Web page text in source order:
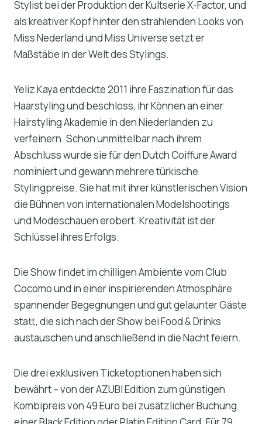
Stylist bei der Produktion der Kultserie X-Factor, und
als kreativer Kopf hinter den strahlenden Looks von
Miss Nederland und Miss Universe setzt er
Maßstäbe in der Welt des Stylings.
Yeliz Kaya entdeckte 2011 ihre Faszination für das
Haarstyling und beschloss, ihr Können an einer
Hairstyling Akademie in den Niederlanden zu
verfeinern. Schon unmittelbar nach ihrem
Abschluss wurde sie für den Dutch Coiffure Award
nominiert und gewann mehrere türkische
Stylingpreise. Sie hat mit ihrer künstlerischen Vision
die Bühnen von internationalen Modelshootings
und Modeschauen erobert. Kreativität ist der
Schlüssel ihres Erfolgs.
Die Show findet im chilligen Ambiente vom Club
Cocomo und in einer inspirierenden Atmosphäre
spannender Begegnungen und gut gelaunter Gäste
statt, die sich nach der Show bei Food & Drinks
austauschen und anschließend in die Nacht feiern.
Die drei exklusiven Ticketoptionen haben sich
bewährt – von der AZUBI Edition zum günstigen
Kombipreis von 49 Euro bei zusätzlicher Buchung